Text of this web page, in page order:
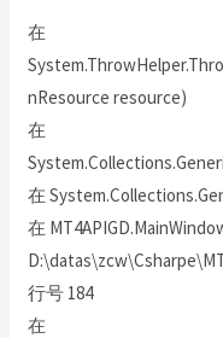
在
nResource resource)
在
在
在
行号 184
在